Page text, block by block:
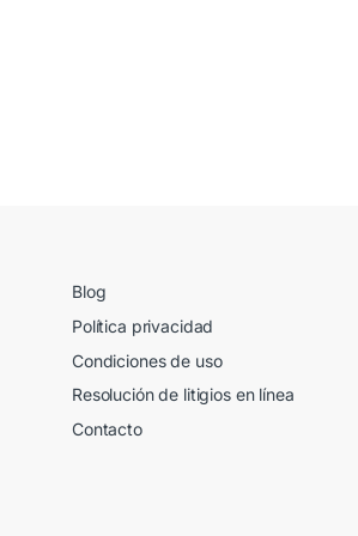
Blog
Política privacidad
Condiciones de uso
Resolución de litigios en línea
Contacto